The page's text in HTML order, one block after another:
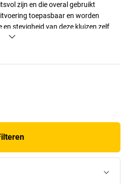
zijn en die overal gebruikt
toepasbaar en worden
stevigheid van deze kluizen zelf
waardevolle spullen op te bergen